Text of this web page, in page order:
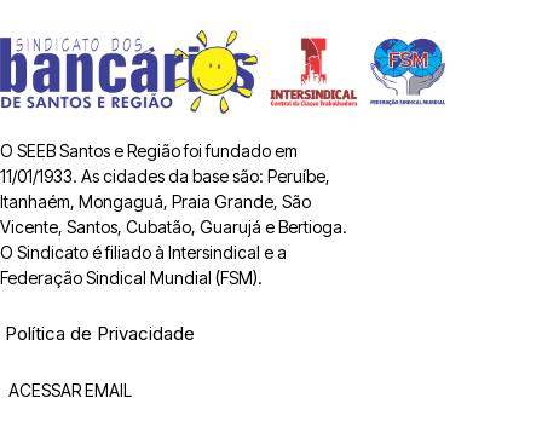
O SEEB Santos e Região foi fundado em
11/01/1933. As cidades da base são: Peruíbe,
Itanhaém, Mongaguá, Praia Grande, São
Vicente, Santos, Cubatão, Guarujá e Bertioga.
O Sindicato é filiado à Intersindical e a
Federação Sindical Mundial (FSM).
Política de Privacidade
ACESSAR EMAIL